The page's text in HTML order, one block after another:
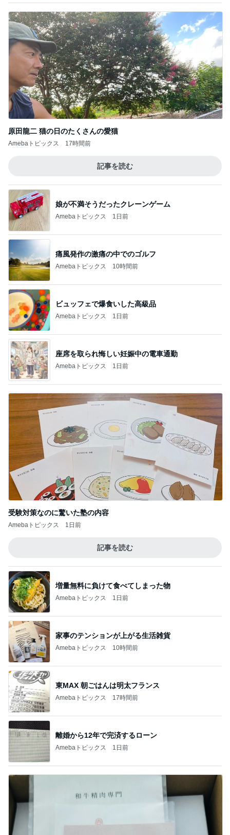
原田龍二 猫の日のたくさんの愛猫
Amebaトピックス 17時間前
記事を読む
娘が不満そうだったクレーンゲーム
Amebaトピックス 1日前
痛風発作の激痛の中でのゴルフ
Amebaトピックス 10時間前
ビュッフェで爆食いした高級品
Amebaトピックス 1日前
座席を取られ悔しい妊娠中の電車通勤
Amebaトピックス 1日前
受験対策なのに驚いた塾の内容
Amebaトピックス 1日前
記事を読む
増量無料に負けて食べてしまった物
Amebaトピックス 1日前
家事のテンションが上がる生活雑貨
Amebaトピックス 10時間前
東MAX 朝ごはんは明太フランス
Amebaトピックス 17時間前
離婚から12年で完済するローン
Amebaトピックス 1日前